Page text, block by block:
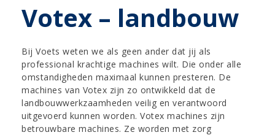
Votex – landbouw
Bij Voets weten we als geen ander dat jij als
professional krachtige machines wilt. Die onder alle
omstandigheden maximaal kunnen presteren. De
machines van Votex zijn zo ontwikkeld dat de
landbouwwerkzaamheden veilig en verantwoord
uitgevoerd kunnen worden. Votex machines zijn
betrouwbare machines. Ze worden met zorg